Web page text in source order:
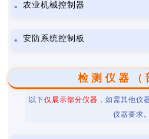
农业机械控制器
安防系统控制板
检测仪器（
以下仅展示部分仪器 ，如需其他仪
仪器要求。